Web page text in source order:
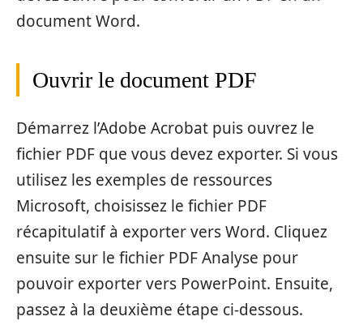
document Word.
Ouvrir le document PDF
Démarrez l’Adobe Acrobat puis ouvrez le
fichier PDF que vous devez exporter. Si vous
utilisez les exemples de ressources
Microsoft, choisissez le fichier PDF
récapitulatif à exporter vers Word. Cliquez
ensuite sur le fichier PDF Analyse pour
pouvoir exporter vers PowerPoint. Ensuite,
passez à la deuxième étape ci-dessous.